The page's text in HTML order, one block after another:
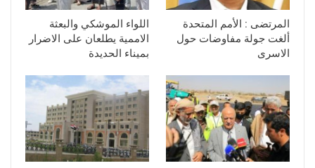
المرتضى : الأمم المتحدة
ألغت جولة مفاوضات حول
الاسرى
اللواء الموشكي والبعثة
الاممية يطلعان على الاضرار
بميناء الحديدة